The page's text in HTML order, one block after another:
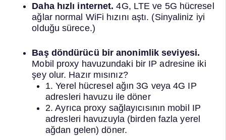
Daha hızlı internet. 4G, LTE ve 5G hücresel
ağlar normal WiFi hızını aştı. (Sinyaliniz iyi
olduğu sürece.)
Baş döndürücü bir anonimlik seviyesi.
Mobil proxy havuzundaki bir IP adresine iki
şey olur. Hazır mısınız?
1. Yerel hücresel ağın 3G veya 4G IP
adresleri havuzu ile döner
2. Ayrıca proxy sağlayıcısının mobil IP
adresleri havuzuyla (birden fazla yerel
ağdan gelen) döner.